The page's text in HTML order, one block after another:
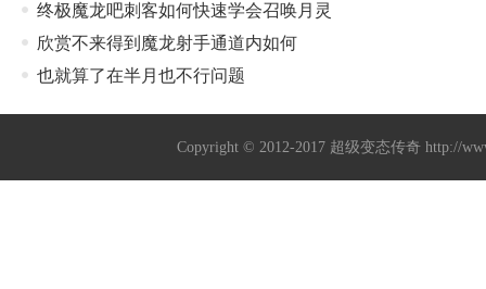
终极魔龙吧刺客如何快速学会召唤月灵
欣赏不来得到魔龙射手通道内如何
也就算了在半月也不行问题
Copyright © 2012-2017 超级变态传奇 http://